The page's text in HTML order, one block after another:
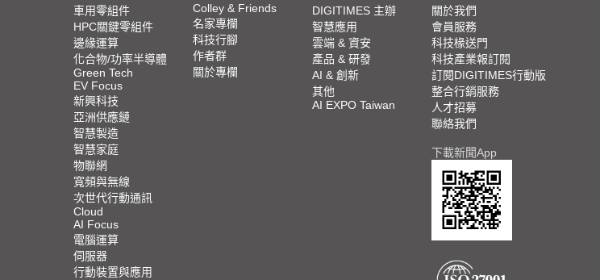
車用零組件
HPC關鍵零組件
邊緣運算
化合物/功率半導體
Green Tech
EV Focus
新興科技
亞洲供應鏈
智慧製造
智慧家庭
物聯網
寬頻與無線
次世代行動通訊
Cloud
AI Focus
電腦運算
伺服器
行動裝置與應用
Colley & Friends
名家專欄
科技行腳
作者群
關於專欄
DIGITIMES 主辦
智慧應用
雲端 & 資安
產品 & 研發
AI & 創新
其他
AI EXPO Taiwan
關於我們
會員服務
科技椽送門
科技產業報訂閱
訂閱DIGITIMES行動版
整合行銷服務
人才招募
聯絡我們
下載新聞App